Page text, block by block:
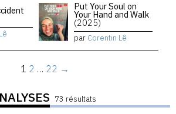
Put Your Soul on
Your Hand and Walk
(2025)
par Corentin Lê
1 2 … 22 →
73 résultats